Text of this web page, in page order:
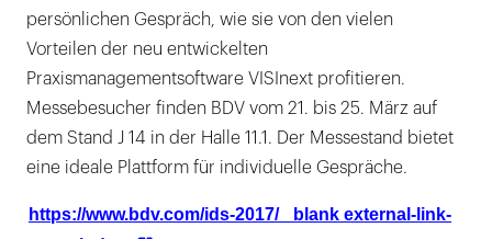
persönlichen Gespräch, wie sie von den vielen
Vorteilen der neu entwickelten
Praxismanagementsoftware VISInext profitieren.
Messebesucher finden BDV vom 21. bis 25. März auf
dem Stand J 14 in der Halle 11.1. Der Messestand bietet
eine ideale Plattform für individuelle Gespräche.
https://www.bdv.com/ids-2017/ _blank external-link-